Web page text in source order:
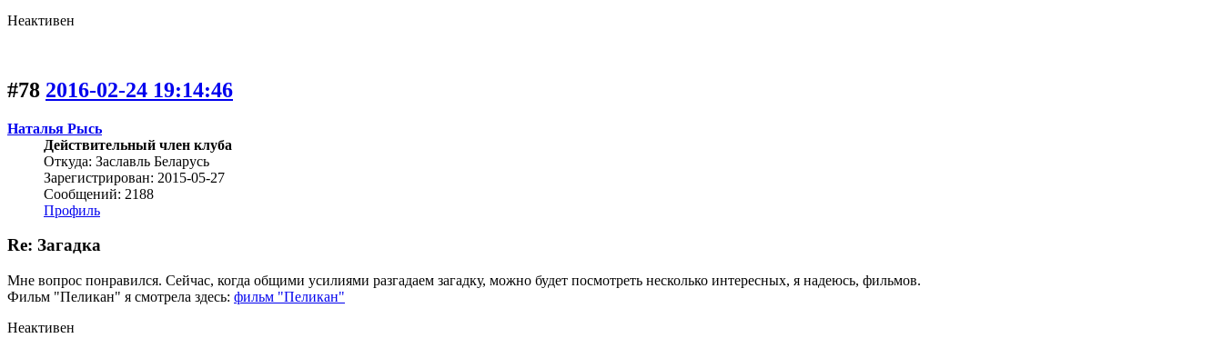
Неактивен
#78 2016-02-24 19:14:46
Наталья Рысь
Действительный член клуба
Откуда: Заславль Беларусь
Зарегистрирован: 2015-05-27
Сообщений: 2188
Профиль
Re: Загадка
Мне вопрос понравился. Сейчас, когда общими усилиями разгадаем загадку, можно будет посмотреть несколько интересных, я надеюсь, фильмов.
Фильм "Пеликан" я смотрела здесь: фильм "Пеликан"
Неактивен